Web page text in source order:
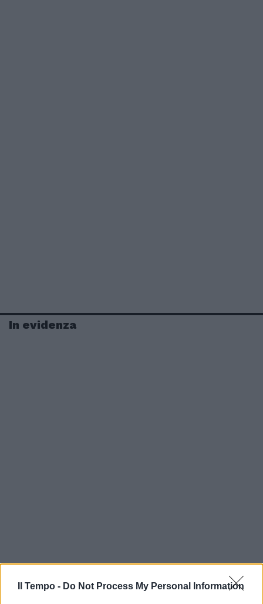
Il Tempo - Do Not Process My Personal Information
In evidenza